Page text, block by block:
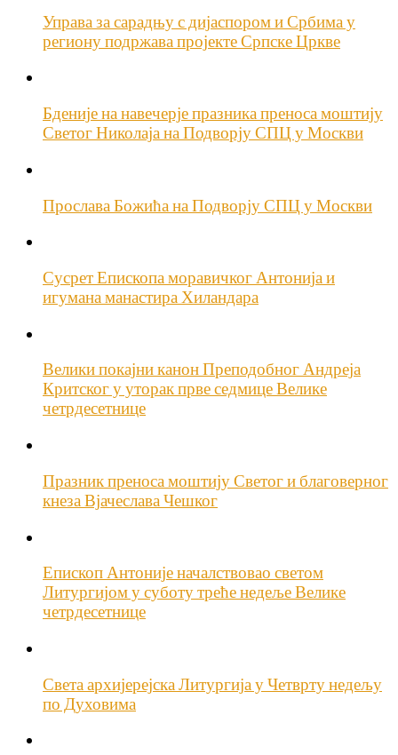
Управа за сарадњу с дијаспором и Србима у
региону подржава пројекте Српске Цркве
Бденије на навечерје празника преноса моштију
Светог Николаја на Подворју СПЦ у Москви
Прослава Божића на Подворју СПЦ у Москви
Сусрет Епископа моравичког Антонија и
игумана манастира Хиландара
Велики покајни канон Преподобног Андреја
Критског у уторак прве седмице Велике
четрдесетнице
Празник преноса моштију Светог и благоверног
кнеза Вјачеслава Чешког
Епископ Антоније началствовао светом
Литургијом у суботу треће недеље Велике
четрдесетнице
Света архијерејска Литургија у Четврту недељу
по Духовима